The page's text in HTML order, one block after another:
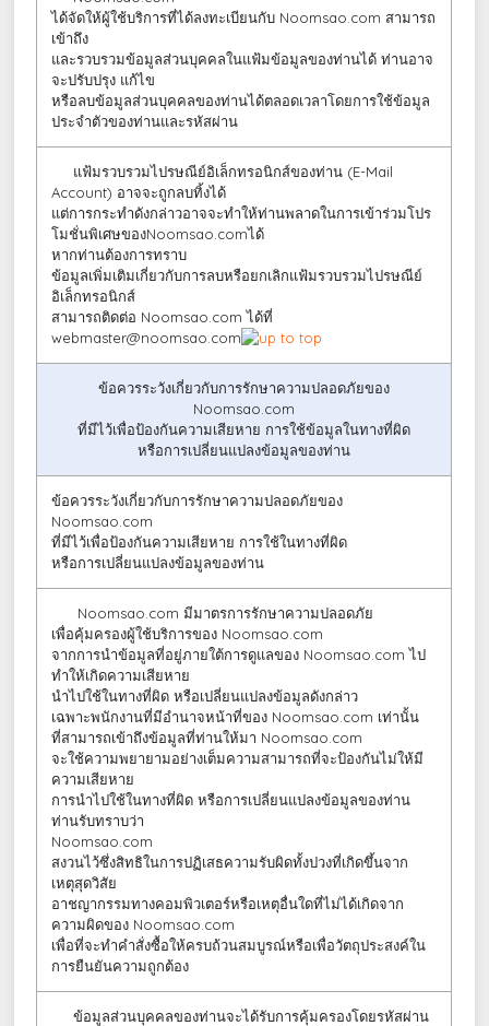
ได้จัดให้ผู้ใช้บริการที่ได้ลงทะเบียนกับ Noomsao.com สามารถ
เข้าถึง
และรวบรวมข้อมูลส่วนบุคคลในแฟ้มข้อมูลของท่านได้ ท่านอาจ
จะปรับปรุง แก้ไข
หรือลบข้อมูลส่วนบุคคลของท่านได้ตลอดเวลาโดยการใช้ข้อมูล
ประจำตัวของท่านและรหัสผ่าน
แฟ้มรวบรวมไปรษณีย์อิเล็กทรอนิกส์ของท่าน (E-Mail
Account) อาจจะถูกลบทิ้งได้
แต่การกระทำดังกล่าวอาจจะทำให้ท่านพลาดในการเข้าร่วมโปร
โมชั่นพิเศษของNoomsao.comได้
หากท่านต้องการทราบ
ข้อมูลเพิ่มเติมเกี่ยวกับการลบหรือยกเลิกแฟ้มรวบรวมไปรษณีย์
อิเล็กทรอนิกส์
สามารถติดต่อ Noomsao.com ได้ที่
webmaster@noomsao.com
ข้อควรระวังเกี่ยวกับการรักษาความปลอดภัยของ
Noomsao.com
ที่มีไว้เพื่อป้องกันความเสียหาย การใช้ข้อมูลในทางที่ผิด
หรือการเปลี่ยนแปลงข้อมูลของท่าน
ข้อควรระวังเกี่ยวกับการรักษาความปลอดภัยของ
Noomsao.com
ที่มีไว้เพื่อป้องกันความเสียหาย การใช้ในทางที่ผิด
หรือการเปลี่ยนแปลงข้อมูลของท่าน
Noomsao.com มีมาตรการรักษาความปลอดภัย
เพื่อคุ้มครองผู้ใช้บริการของ Noomsao.com
จากการนำข้อมูลที่อยู่ภายใต้การดูแลของ Noomsao.com ไป
ทำให้เกิดความเสียหาย
นำไปใช้ในทางที่ผิด หรือเปลี่ยนแปลงข้อมูลดังกล่าว
เฉพาะพนักงานที่มีอำนาจหน้าที่ของ Noomsao.com เท่านั้น
ที่สามารถเข้าถึงข้อมูลที่ท่านให้มา Noomsao.com
จะใช้ความพยายามอย่างเต็มความสามารถที่จะป้องกันไม่ให้มี
ความเสียหาย
การนำไปใช้ในทางที่ผิด หรือการเปลี่ยนแปลงข้อมูลของท่าน
ท่านรับทราบว่า
Noomsao.com
สงวนไว้ซึ่งสิทธิในการปฏิเสธความรับผิดทั้งปวงที่เกิดขึ้นจาก
เหตุสุดวิสัย
อาชญากรรมทางคอมพิวเตอร์หรือเหตุอื่นใดที่ไม่ได้เกิดจาก
ความผิดของ Noomsao.com
เพื่อที่จะทำคำสั่งซื้อให้ครบถ้วนสมบูรณ์หรือเพื่อวัตถุประสงค์ใน
การยืนยันความถูกต้อง
ข้อมูลส่วนบุคคลของท่านจะได้รับการคุ้มครองโดยรหัสผ่าน